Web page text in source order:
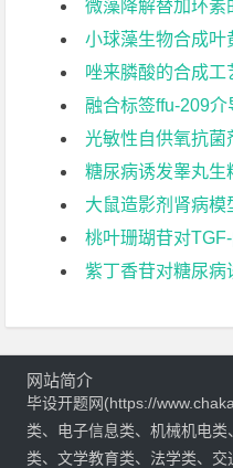
微藻降解替加环素
小球藻生物合成叶
唑来膦酸的合成工
融合标签ffu-209介导蛛丝
光敏性自供氧抗菌剂
糖尿病诱发睾丸生
大鼠造影剂肾病模
桃叶珊瑚苷对TGF-β1诱导
紫丁香苷对糖尿病诱
网站简介
毕设开题网(https://
类、电子信息类、机械机电
类、文学教育类、法学类、交